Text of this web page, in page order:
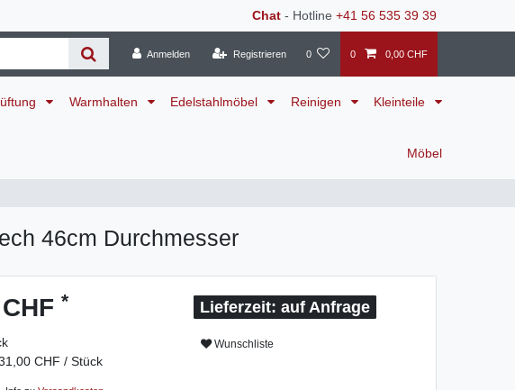
Chat - Hotline +41 56 535 39 39
Anmelden Registrieren 0 0 0,00 CHF
Warmhalten Edelstahlmöbel Reinigen Kleinteile
Möbel
46cm Durchmesser
*
CHF / Stück
auf Anfrage
Wunschliste